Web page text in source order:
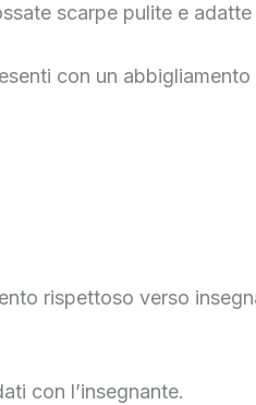
scarpe pulite e
con un
rispettoso verso
con l’insegnante.